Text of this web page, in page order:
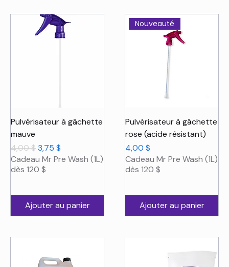
Pulvérisateur à gâchette
mauve
Prix original
4,00 $Prix promotionnel
3,75 $
Cadeau Mr Pre Wash (1L)
dès 120 $
Ajouter au panier
Nouveauté
Pulvérisateur à gâchette
rose (acide résistant)
Prix
4,00 $
Cadeau Mr Pre Wash (1L)
dès 120 $
Ajouter au panier